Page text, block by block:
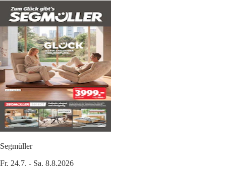
Segmüller
Fr. 24.7. - Sa. 8.8.2026